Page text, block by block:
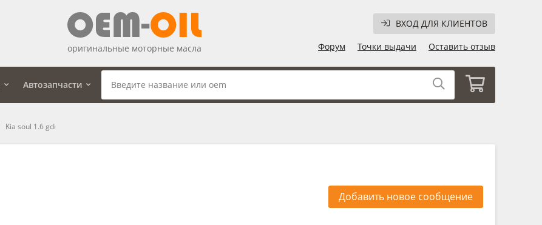
ВХОД ДЛЯ КЛИЕНТОВ
Форум
Точки выдачи Оставить отзыв
оригинальные моторные масла
Автозапчасти
Kia soul 1.6 gdi
Добавить новое сообщение